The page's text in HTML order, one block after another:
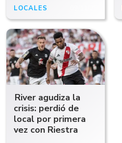
ante River
LOCALES
River agudiza la
crisis: perdió de
local por primera
vez con Riestra